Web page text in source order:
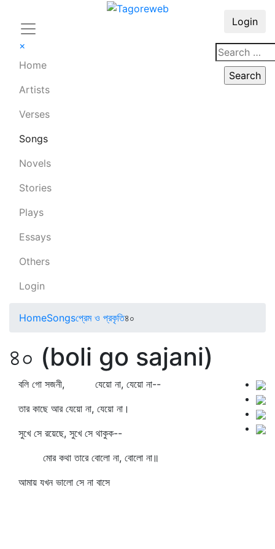
×
Home
Artists
Verses
Songs
Novels
Stories
Plays
Essays
Others
Login
Login
HomeSongsপ্রেম ও প্রকৃতি৪০
৪০ (boli go sajani)
বলি গো সজনী, যেয়ো না, যেয়ো না--
তার কাছে আর যেয়ো না, যেয়ো না।
সুখে সে রয়েছে, সুখে সে থাকুক--
মোর কথা তারে বোলো না, বোলো না॥
আমায় যখন ভালো সে না বাসে